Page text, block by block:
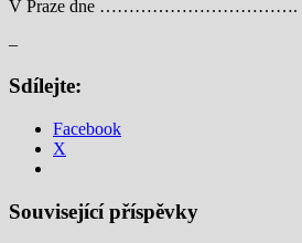
V Praze dne …………………………….
–
Sdílejte:
Facebook
X
Související příspěvky